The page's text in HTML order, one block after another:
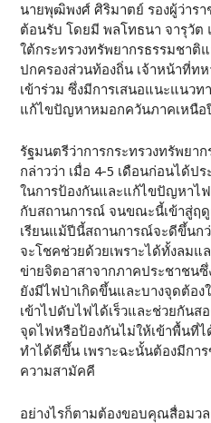
นายพุฒิพงศ์ ศิริมาตย์ รองผู้ว่ารา
ต้อนรับ โดยมี พลโทธนา จารุวั
ใต้กระทรวงทรัพยากรธรรมชาติ
ปกครองส่วนท้องถิ่น เจ้าหน้าที่ท
เข้าร่วม ซึ่งมีการเสนอแนะแนวท
แก้ไขปัญหาหมอกควันภาคเหนือ
รัฐมนตรีว่าการกระทรวงทรัพยา
กล่าวว่า เมื่อ 4-5 เดือนก่อนได้ป
ในการป้องกันและแก้ไขปัญหาไ
กับสถานการณ์ จนขณะนี้เข้าสู่ฤ
เรียนแม้ปีนี้สถานการณ์จะดีขึ้นก
จะโชคช่วยด้วยเพราะได้ทั้งลมแ
ข่ายจิตอาสาจากภาคประชาชนซึ่
ยังมีไฟป่าเกิดขึ้นและบางจุดต้อง
เข้าไปดับไฟได้เร็วและช่วยกันส
จุดไฟหรือป้องกันไม่ให้เข้าพื้นที่
ทำได้ดีขึ้น เพราะฉะนั้นต้องมีกา
ความสามัคคี
อย่างไรก็ตามต้องขอบคุณสื่อมว